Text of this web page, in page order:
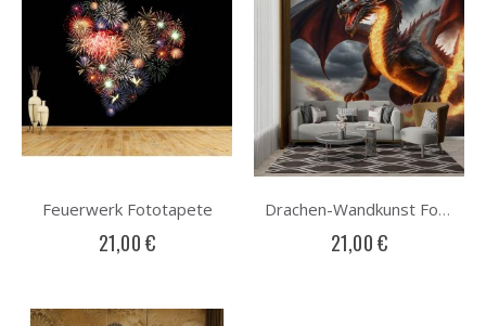
Feuerwerk Fototapete
21,00 €
Drachen-Wandkunst Fototapete
21,00 €